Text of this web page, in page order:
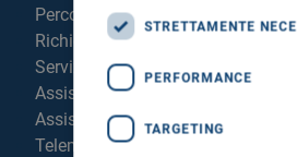
Percorso chirurgico live
Richiedi la cartella clinica
Servizi per degenti e visitatori
Assistenza Religiosa
Assistenza Stranieri
Telemedicina
STRETTAMENTE
PERFORMANCE
TARGETING